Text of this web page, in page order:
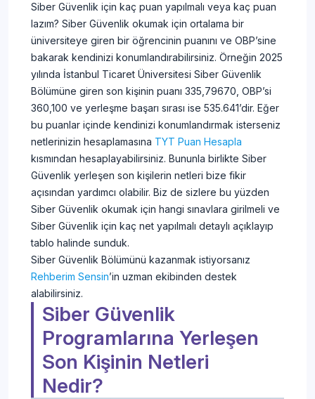
Siber Güvenlik için kaç puan yapılmalı veya kaç puan
lazım? Siber Güvenlik okumak için ortalama bir
üniversiteye giren bir öğrencinin puanını ve OBP’sine
bakarak kendinizi konumlandırabilirsiniz. Örneğin 2025
yılında İstanbul Ticaret Üniversitesi Siber Güvenlik
Bölümüne giren son kişinin puanı 335,79670, OBP’si
360,100 ve yerleşme başarı sırası ise 535.641’dir. Eğer
bu puanlar içinde kendinizi konumlandırmak isterseniz
netlerinizin hesaplamasına TYT Puan Hesapla
kısmından hesaplayabilirsiniz. Bununla birlikte Siber
Güvenlik yerleşen son kişilerin netleri bize fikir
açısından yardımcı olabilir. Biz de sizlere bu yüzden
Siber Güvenlik okumak için hangi sınavlara girilmeli ve
Siber Güvenlik için kaç net yapılmalı detaylı açıklayıp
tablo halinde sunduk.
Siber Güvenlik Bölümünü kazanmak istiyorsanız
Rehberim Sensin’in uzman ekibinden destek
alabilirsiniz.
Siber Güvenlik
Programlarına Yerleşen
Son Kişinin Netleri
Nedir?